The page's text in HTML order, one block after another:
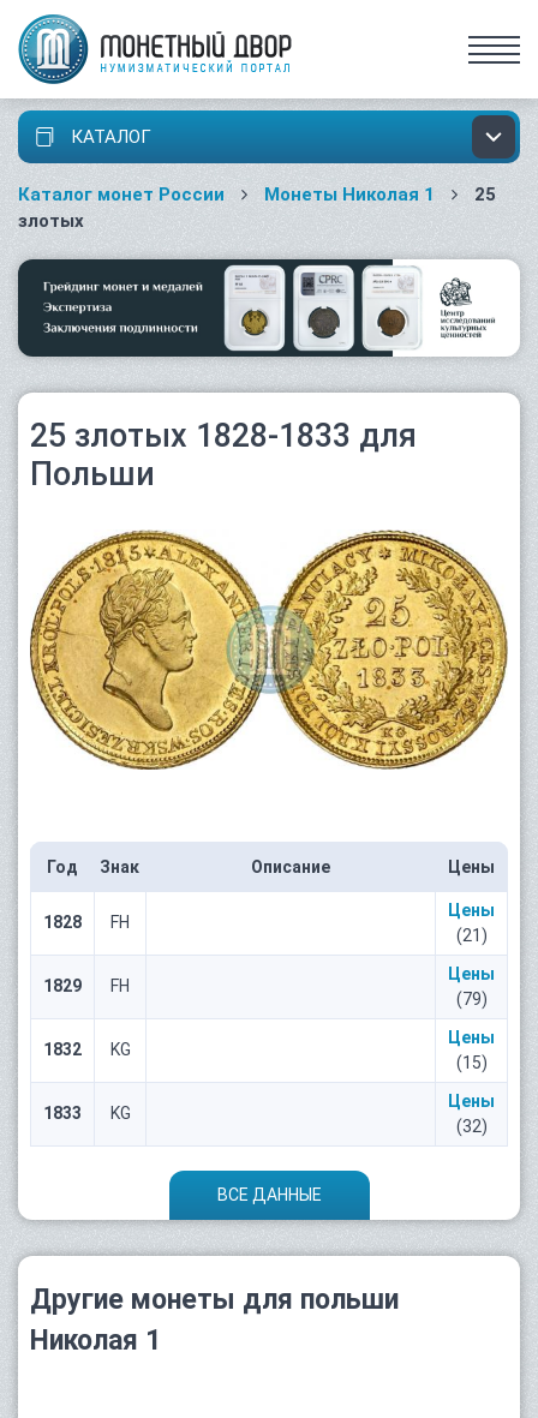
КАТАЛОГ
Каталог монет России Монеты Николая 1
25
злотых
25 злотых 1828-1833 для
Польши
Год Знак Описание Цены
1828 FH
Цены
(21)
1829 FH
Цены
(79)
1832 KG
Цены
(15)
1833 KG
Цены
(32)
ВСЕ ДАННЫЕ
Другие монеты для польши
Николая 1